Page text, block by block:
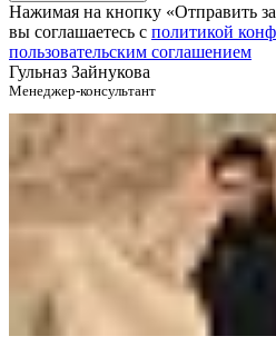
Нажимая на кнопку «Отправить
вы соглашаетесь с политикой
пользовательским соглашением
Гульназ Зайнукова
Менеджер-консультант